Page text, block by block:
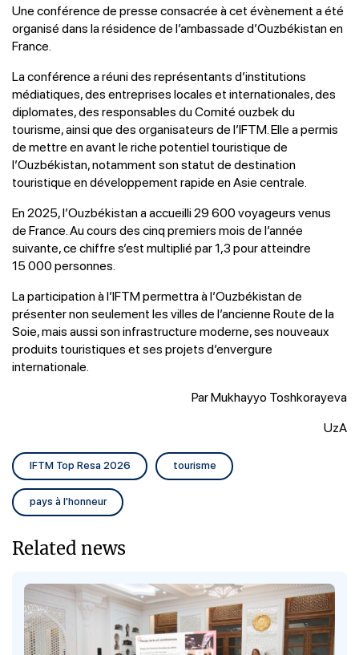
Une conférence de presse consacrée à cet évènement a été
organisé dans la résidence de l’ambassade d’Ouzbékistan en
France.
La conférence a réuni des représentants d’institutions
médiatiques, des entreprises locales et internationales, des
diplomates, des responsables du Comité ouzbek du
tourisme, ainsi que des organisateurs de l’IFTM. Elle a permis
de mettre en avant le riche potentiel touristique de
l’Ouzbékistan, notamment son statut de destination
touristique en développement rapide en Asie centrale.
En 2025, l’Ouzbékistan a accueilli 29 600 voyageurs venus
de France. Au cours des cinq premiers mois de l’année
suivante, ce chiffre s’est multiplié par 1,3 pour atteindre
15 000 personnes.
La participation à l’IFTM permettra à l’Ouzbékistan de
présenter non seulement les villes de l’ancienne Route de la
Soie, mais aussi son infrastructure moderne, ses nouveaux
produits touristiques et ses projets d’envergure
internationale.
Par Mukhayyo Toshkorayeva
UzA
IFTM Top Resa 2026 tourisme
pays à l'honneur
Related news